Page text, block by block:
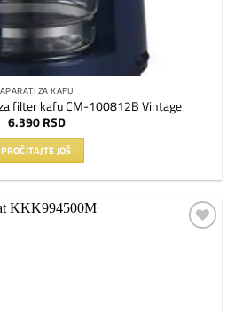
APARATI ZA KAFU
filter kafu CM-100812B Vintage
6.390 RSD
PROČITAJTE JOŠ